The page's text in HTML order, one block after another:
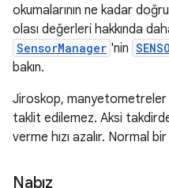
okumalarının ne kadar
olası değerleri hakkında
SensorManager 'nin
bakın.
Jiroskop, manyetometreler
taklit edilemez. Aksi
verme hızı azalır. Normal
Nabız